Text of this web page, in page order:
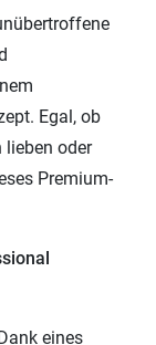
Egal, ob
lieben oder
Premium-
eines